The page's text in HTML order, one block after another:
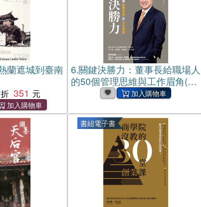
蘭遮城到臺南
351
6.關鍵決勝力：董事長給職場人
的50個管理思維與工作眉角(電
書紐電子書